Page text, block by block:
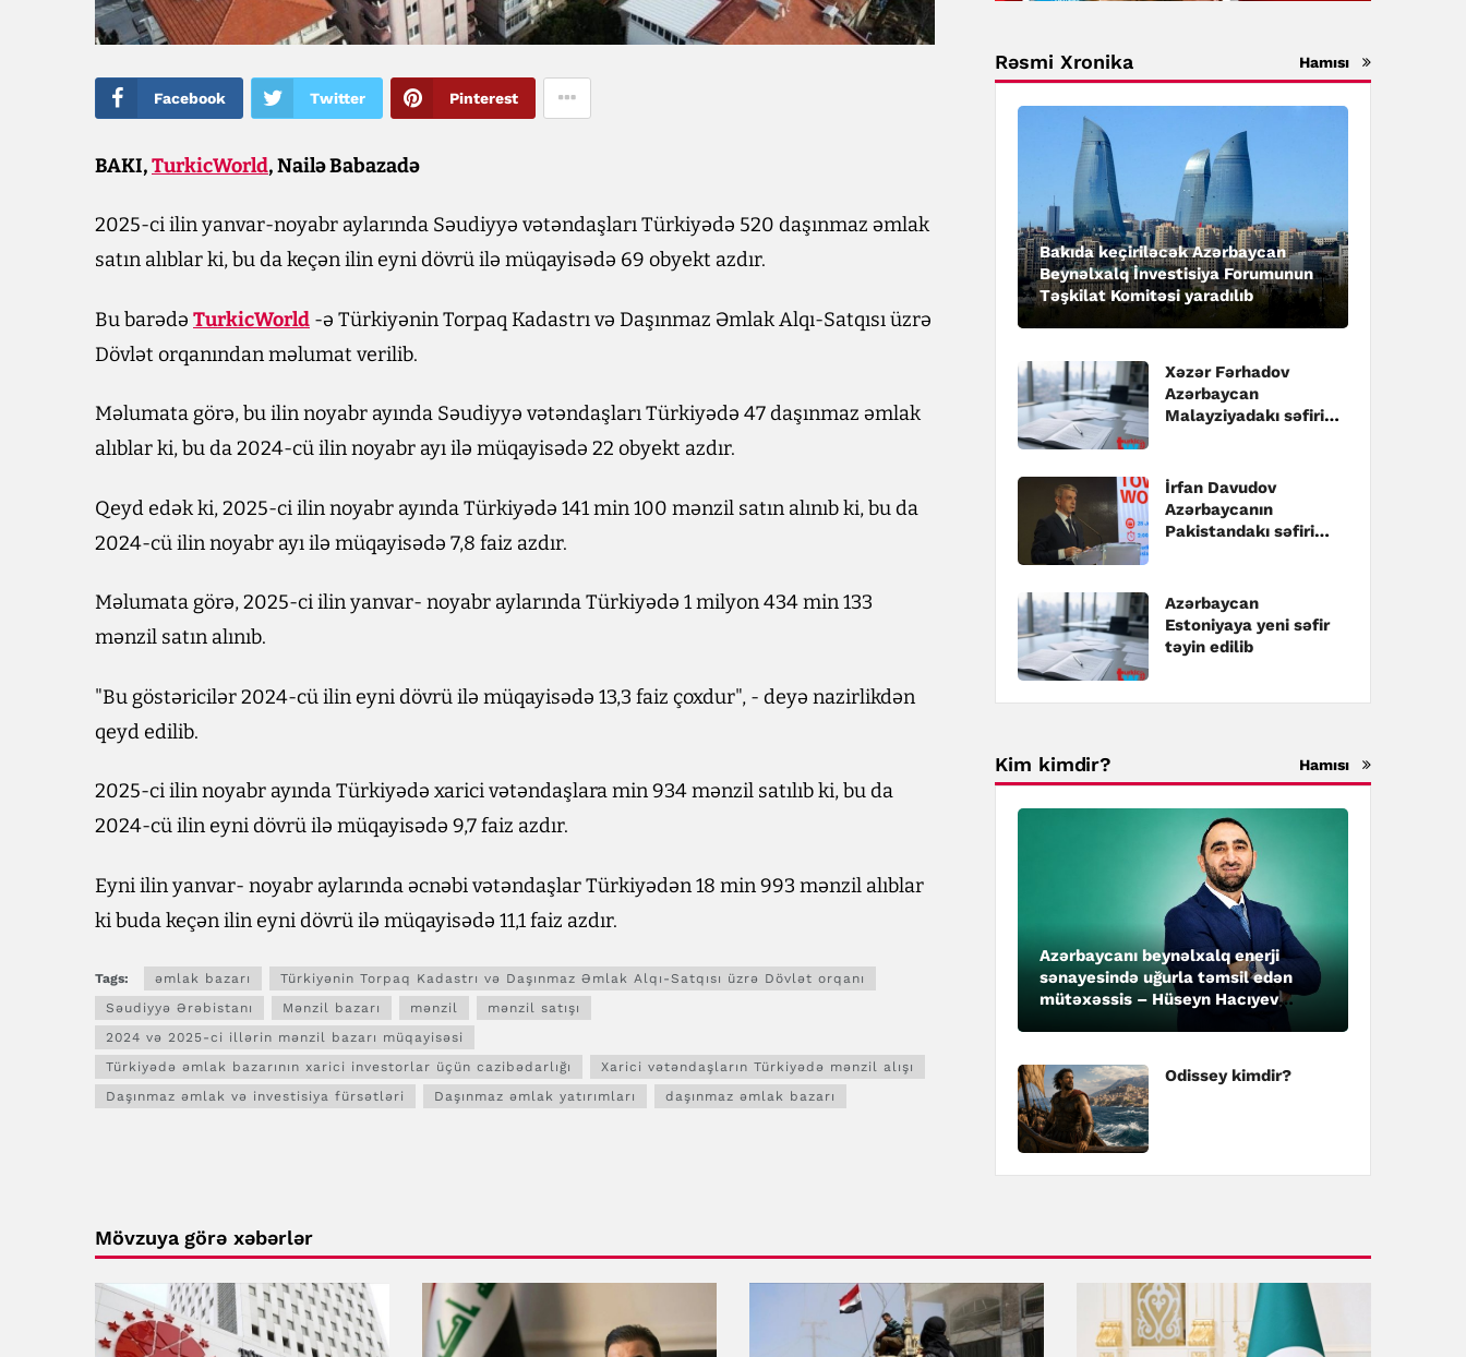
Facebook Twitter Pinterest
BAKI,TurkicWorld, Nailə Babazadə
2025-ci ilin yanvar-noyabr aylarında Səudiyyə vətəndaşları Türkiyədə 520 daşınmaz əmlak
satın alıblar ki, bu da keçən ilin eyni dövrü ilə müqayisədə 69 obyekt azdır.
Bu barədə TurkicWorld -ə Türkiyənin Torpaq Kadastrı və Daşınmaz Əmlak Alqı-Satqısı üzrə
Dövlət orqanından məlumat verilib.
Məlumata görə, bu ilin noyabr ayında Səudiyyə vətəndaşları Türkiyədə 47 daşınmaz əmlak
alıblar ki, bu da 2024-cü ilin noyabr ayı ilə müqayisədə 22 obyekt azdır.
Qeyd edək ki, 2025-ci ilin noyabr ayında Türkiyədə 141 min 100 mənzil satın alınıb ki, bu da
2024-cü ilin noyabr ayı ilə müqayisədə 7,8 faiz azdır.
Məlumata görə, 2025-ci ilin yanvar- noyabr aylarında Türkiyədə 1 milyon 434 min 133
mənzil satın alınıb.
"Bu göstəricilər 2024-cü ilin eyni dövrü ilə müqayisədə 13,3 faiz çoxdur", - deyə nazirlikdən
qeyd edilib.
2025-ci ilin noyabr ayında Türkiyədə xarici vətəndaşlara min 934 mənzil satılıb ki, bu da
2024-cü ilin eyni dövrü ilə müqayisədə 9,7 faiz azdır.
Eyni ilin yanvar- noyabr aylarında əcnəbi vətəndaşlar Türkiyədən 18 min 993 mənzil alıblar
ki buda keçən ilin eyni dövrü ilə müqayisədə 11,1 faiz azdır.
Tags: əmlak bazarı
Türkiyənin Torpaq Kadastrı və Daşınmaz Əmlak Alqı-Satqısı üzrə Dövlət orqanı
Səudiyyə Ərəbistanı
Mənzil bazarı mənzil
mənzil satışı
2024 və 2025-ci illərin mənzil bazarı müqayisəsi
Türkiyədə əmlak bazarının xarici investorlar üçün cazibədarlığı
Xarici vətəndaşların Türkiyədə mənzil alışı
Daşınmaz əmlak və investisiya fürsətləri
Daşınmaz əmlak yatırımları daşınmaz əmlak bazarı
Rəsmi Xronika Hamısı
Bakıda keçiriləcək Azərbaycan
Beynəlxalq İnvestisiya Forumunun
Təşkilat Komitəsi yaradılıb
Xəzər Fərhadov
Azərbaycan
Malayziyadakı səfiri
İrfan Davudov
Azərbaycanın
Pakistandakı səfiri
Azərbaycan
Estoniyaya yeni səfir
təyin edilib
Kim kimdir? Hamısı
Azərbaycanı beynəlxalq enerji
sənayesində uğurla təmsil edən
mütəxəssis – Hüseyn Hacıyev
Odissey kimdir?
Mövzuya görə xəbərlər